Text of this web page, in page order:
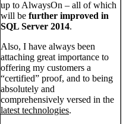
up to AlwaysOn – all of which
will be further improved in
SQL Server 2014.
Also, I have always been
attaching great importance to
offering my customers a
“certified” proof, and to being
absolutely and
comprehensively versed in the
latest technologies.